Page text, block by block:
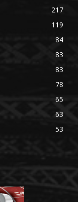
217
119
84
83
83
78
65
63
53